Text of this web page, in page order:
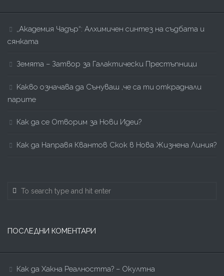
„Академия Чадър“: Алхимичен синтез на съдбата и
сянката
Земята – Затвор за Галактически Престъпници
Kакво означава да Сънуваш ,че са ти откраднали
парите
Как да се Отворим за Нови Идеи?
Как да Направя Квантов Скок в Нова Жизнена Линия?
ПОСЛЕДНИ КОМЕНТАРИ
Как да Хакна Реалността? – Окултна